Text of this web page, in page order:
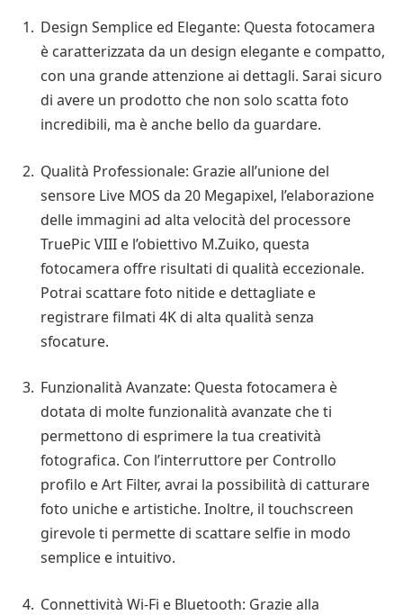
Design Semplice ed Elegante: Questa fotocamera
è caratterizzata da un design elegante e compatto,
con una grande attenzione ai dettagli. Sarai sicuro
di avere un prodotto che non solo scatta foto
incredibili, ma è anche bello da guardare.
Qualità Professionale: Grazie all’unione del
sensore Live MOS da 20 Megapixel, l’elaborazione
delle immagini ad alta velocità del processore
TruePic VIII e l’obiettivo M.Zuiko, questa
fotocamera offre risultati di qualità eccezionale.
Potrai scattare foto nitide e dettagliate e
registrare filmati 4K di alta qualità senza
sfocature.
Funzionalità Avanzate: Questa fotocamera è
dotata di molte funzionalità avanzate che ti
permettono di esprimere la tua creatività
fotografica. Con l’interruttore per Controllo
profilo e Art Filter, avrai la possibilità di catturare
foto uniche e artistiche. Inoltre, il touchscreen
girevole ti permette di scattare selfie in modo
semplice e intuitivo.
Connettività Wi-Fi e Bluetooth: Grazie alla